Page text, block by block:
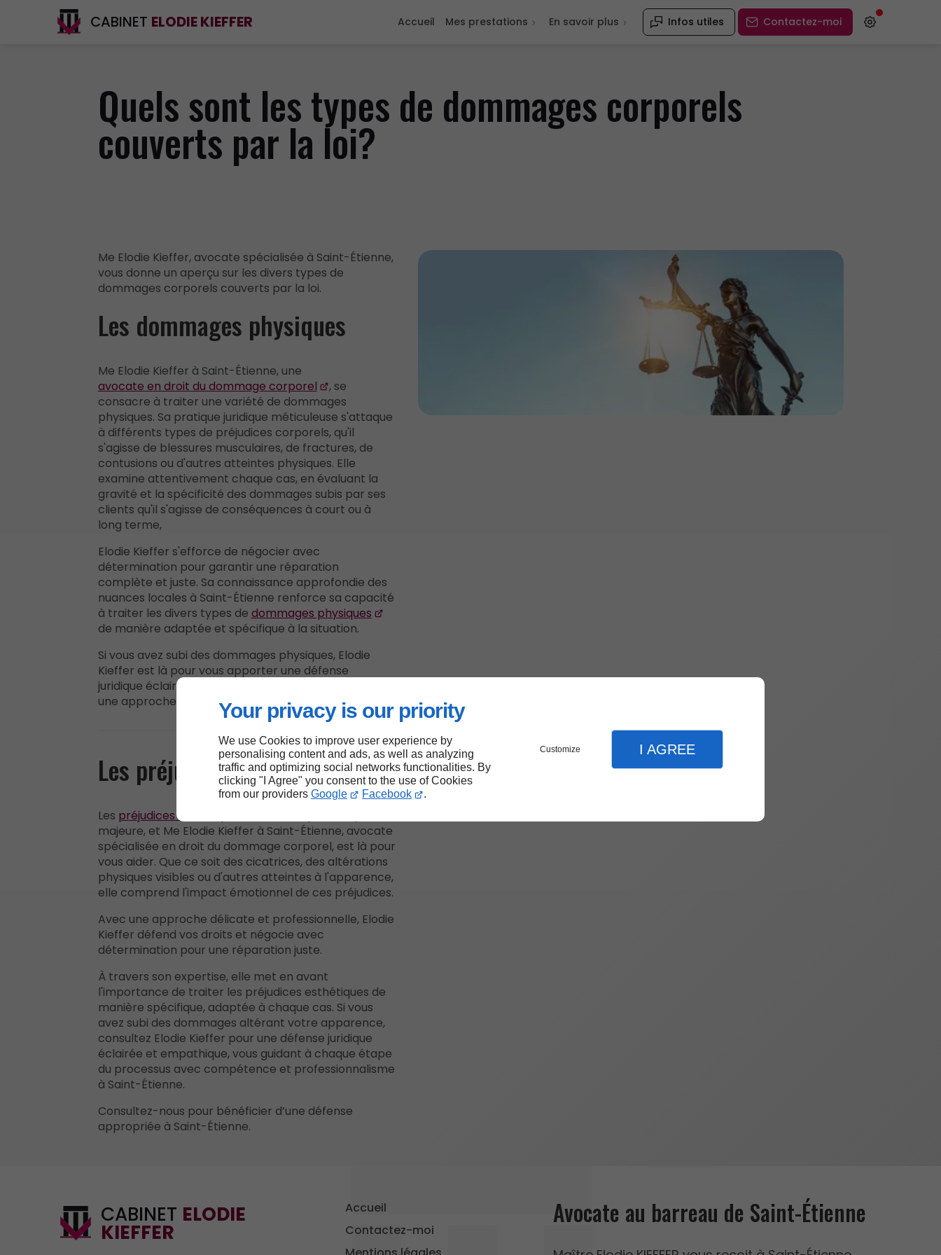
Your privacy is our priority
We use Cookies to improve user experience by
personalising content and ads, as well as analyzing
traffic and optimizing social networks functionalities. By
clicking "I Agree" you consent to the use of Cookies
from our providers Google Facebook .
Customize I AGREE
CABINET ELODIE KIEFFER Accueil Mes prestations En savoir plus Infos utiles Contactez-moi
Quels sont les types de dommages corporels
couverts par la loi?
Me Elodie Kieffer, avocate spécialisée à Saint-Étienne,
vous donne un aperçu sur les divers types de
dommages corporels couverts par la loi.
Les dommages physiques
Me Elodie Kieffer à Saint-Étienne, une
avocate en droit du dommage corporel
, se
consacre à traiter une variété de dommages
physiques. Sa pratique juridique méticuleuse s'attaque
à différents types de préjudices corporels, qu'il
s'agisse de blessures musculaires, de fractures, de
contusions ou d'autres atteintes physiques. Elle
examine attentivement chaque cas, en évaluant la
gravité et la spécificité des dommages subis par ses
clients qu'il s'agisse de conséquences à court ou à
long terme,
Elodie Kieffer s'efforce de négocier avec
détermination pour garantir une réparation
complète et juste. Sa connaissance approfondie des
nuances locales à Saint-Étienne renforce sa capacité
à traiter les divers types de dommages physiques
de manière adaptée et spécifique à la situation.
Si vous avez subi des dommages physiques, Elodie
Kieffer est là pour vous apporter une défense
juridique éclairée et personnalisée, mettant en avant
une approche professionnelle et empathique.
Les préjudices esthétiques
Les préjudices esthétiques
majeure, et Me Elodie Kieffer à Saint-Étienne, avocate
spécialisée en droit du dommage corporel, est là pour
vous aider. Que ce soit des cicatrices, des altérations
physiques visibles ou d'autres atteintes à l'apparence,
elle comprend l'impact émotionnel de ces préjudices.
Avec une approche délicate et professionnelle, Elodie
Kieffer défend vos droits et négocie avec
détermination pour une réparation juste.
À travers son expertise, elle met en avant
l'importance de traiter les préjudices esthétiques de
manière spécifique, adaptée à chaque cas. Si vous
avez subi des dommages altérant votre apparence,
consultez Elodie Kieffer pour une défense juridique
éclairée et empathique, vous guidant à chaque étape
du processus avec compétence et professionnalisme
à Saint-Étienne.
Consultez-nous pour bénéficier d’une défense
appropriée à Saint-Étienne.
CABINET ELODIE
KIEFFER
Accueil
Contactez-moi
Avocate au barreau de Saint-Étienne